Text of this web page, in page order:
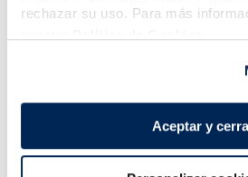
rechazar su uso. Para más
Aceptar y
¡Combínalo y hazte un
Filetes de lubina